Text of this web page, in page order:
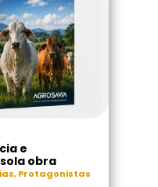
e
obra
,Protagonistas